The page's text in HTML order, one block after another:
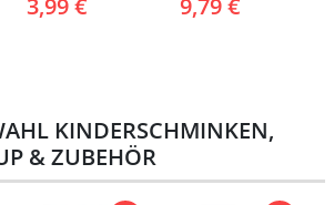
weiß - Verschiedene
3,99 €
Verschiedene
9,79 €
KINDERSCHMINKEN,
& ZUBEHÖR